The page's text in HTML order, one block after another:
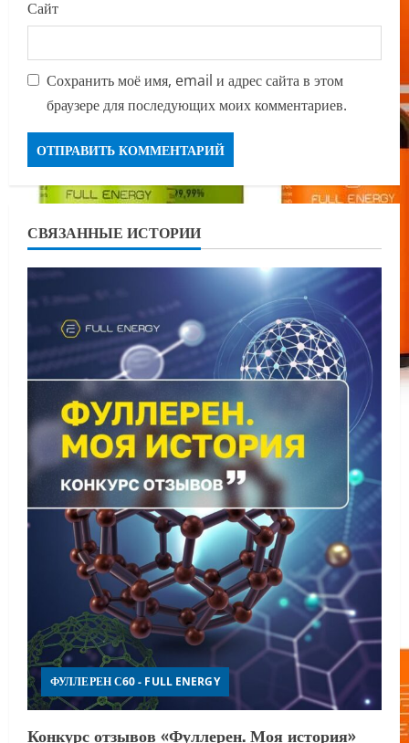
Сайт
Сохранить моё имя, email и адрес сайта в этом
браузере для последующих моих комментариев.
СВЯЗАННЫЕ ИСТОРИИ
ФУЛЛЕРЕН С60 - FULL ENERGY
Конкурс отзывов «Фуллерен. Моя история»